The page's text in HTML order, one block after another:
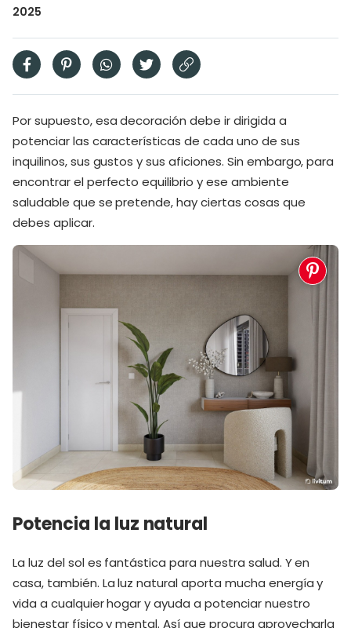
2025
Por supuesto, esa decoración debe ir dirigida a
potenciar las características de cada uno de sus
inquilinos, sus gustos y sus aficiones. Sin embargo, para
encontrar el perfecto equilibrio y ese ambiente
saludable que se pretende, hay ciertas cosas que
debes aplicar.
Potencia la luz natural
La luz del sol es fantástica para nuestra salud. Y en
casa, también. La luz natural aporta mucha energía y
vida a cualquier hogar y ayuda a potenciar nuestro
bienestar físico y mental. Así que procura aprovecharla